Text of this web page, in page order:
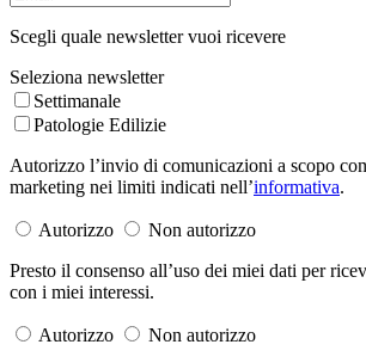
Scegli quale newsletter vuoi ricevere
Seleziona newsletter
Settimanale
Patologie Edilizie
Autorizzo l’invio di comunicazioni a scopo
marketing nei limiti indicati nell’informativa.
Autorizzo
Non autorizzo
Presto il consenso all’uso dei miei dati per
con i miei interessi.
Autorizzo
Non autorizzo